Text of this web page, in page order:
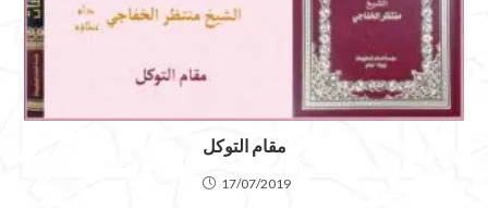
مقام التوكل
17/07/2019